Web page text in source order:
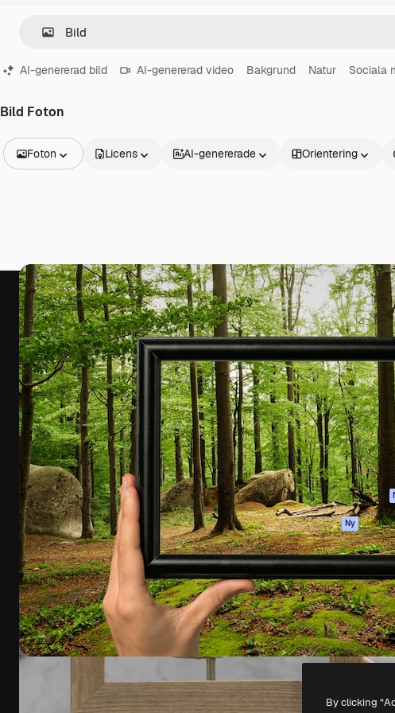
AI-genererad bild AI-genererad video Bakgrund Natur Sociala
Bild Foton
Foton
Videor
Filmmaterial
Rörlig grafik
Videomallar
Ikoner
3D-modeller
Teckensnitt
Licens AI-genererade Orientering
Den kreativa plattformen för att förverkliga
ditt bästa arbete. Mer än 1 miljon
prenumeranter bland kreatörer, företag,
byråer och studior.
Svenska
Produkter
Spaces
AI-assistent
AI-bildgenerator
AI-videogenerator
AI-röstgenerator
Stock-innehåll
MCP för
Claude/ChatGPT
Agenter Ny
API
Mobilapp
Alla Magnific-
verktyg
Copyright © 2010- 2026Freepik Company S.L.U.Alla rättigheter
By clicking